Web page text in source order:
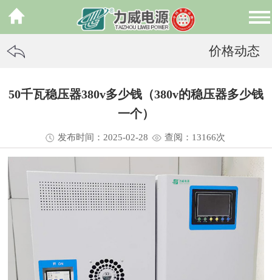
价格动态
50千瓦稳压器380v多少钱（380v的稳压器多少钱
一个）
发布时间：2025-02-28 查阅：13166次